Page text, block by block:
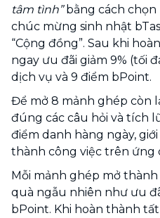
tâm tình”bằng cách chọn
chúc mừng sinh nhật
“Cộng đồng”. Sau khi
ngay ưu đãi giảm 9% (tối
dịch vụ và 9 điểm bPoint.
Để mở 8 mảnh ghép còn
đúng các câu hỏi và tích
điểm danh hàng ngày,
thành công việc trên ứng
Mỗi mảnh ghép mở
quà ngẫu nhiên như ưu
bPoint. Khi hoàn thành